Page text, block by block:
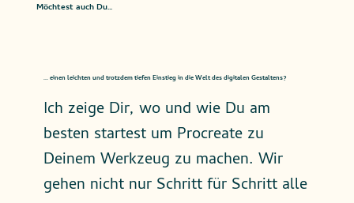
Möchtest auch Du...
... einen leichten und trotzdem tiefen Einstieg in die Welt des digitalen Gestaltens?
Ich zeige Dir, wo und wie Du am
besten startest um Procreate zu
Deinem Werkzeug zu machen. Wir
gehen nicht nur Schritt für Schritt alle